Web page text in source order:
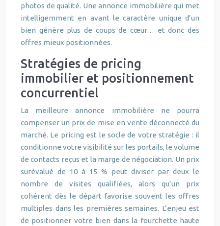
photos de qualité. Une annonce immobilière qui met
intelligemment en avant le caractère unique d’un
bien génère plus de coups de cœur… et donc des
offres mieux positionnées.
Stratégies de pricing
immobilier et positionnement
concurrentiel
La meilleure annonce immobilière ne pourra
compenser un prix de mise en vente déconnecté du
marché. Le pricing est le socle de votre stratégie : il
conditionne votre visibilité sur les portails, le volume
de contacts reçus et la marge de négociation. Un prix
surévalué de 10 à 15 % peut diviser par deux le
nombre de visites qualifiées, alors qu’un prix
cohérent dès le départ favorise souvent les offres
multiples dans les premières semaines. L’enjeu est
de positionner votre bien dans la fourchette haute